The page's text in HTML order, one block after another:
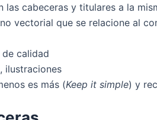
las cabeceras y titulares a la
vectorial que se relacione al
calidad
ilustraciones
es más (Keep it simple) y